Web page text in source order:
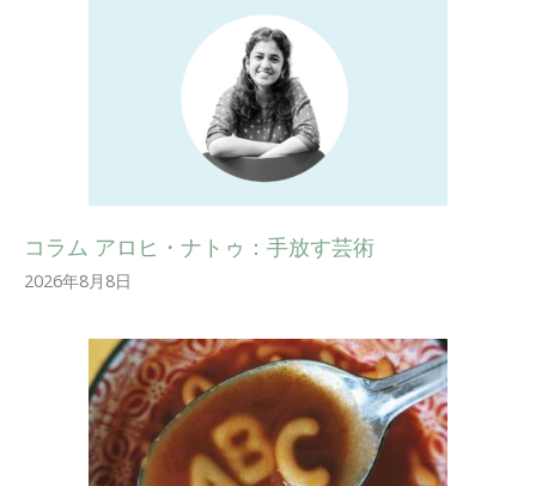
コラム アロヒ・ナトゥ：手放す芸術
2026年8月8日